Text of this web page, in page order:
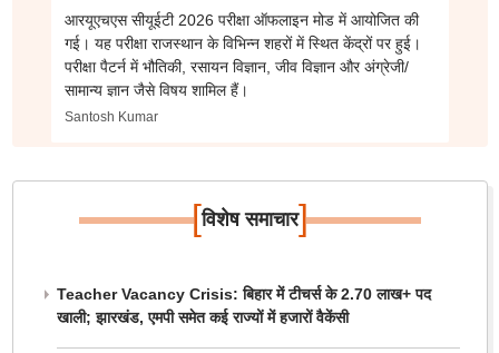
आरयूएचएस सीयूईटी 2026 परीक्षा ऑफलाइन मोड में आयोजित की
गई। यह परीक्षा राजस्थान के विभिन्न शहरों में स्थित केंद्रों पर हुई।
परीक्षा पैटर्न में भौतिकी, रसायन विज्ञान, जीव विज्ञान और अंग्रेजी/
सामान्य ज्ञान जैसे विषय शामिल हैं।
Santosh Kumar
[विशेष समाचार]
Teacher Vacancy Crisis: बिहार में टीचर्स के 2.70 लाख+ पद
खाली; झारखंड, एमपी समेत कई राज्यों में हजारों वैकेंसी